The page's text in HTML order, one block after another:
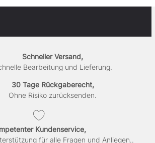
Schneller Versand,
Bearbeitung und Lieferung.
30 Tage Rückgaberecht,
Ohne Risiko zurücksenden.
Kundenservice,
für alle Fragen und Anliegen..